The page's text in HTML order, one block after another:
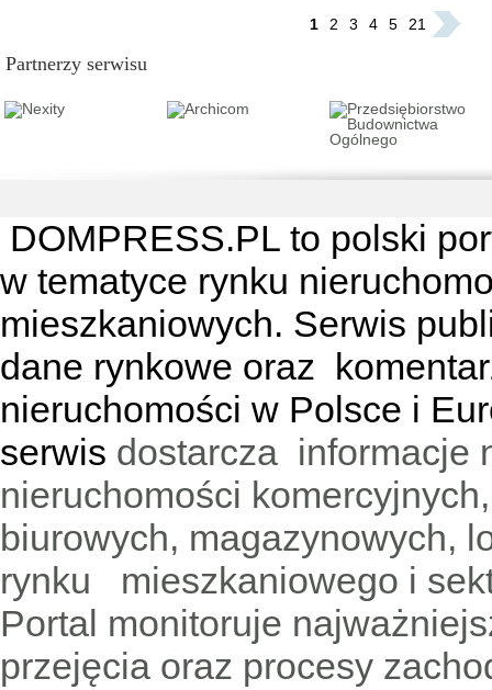
1 2 3 4 5 21
Partnerzy serwisu
DOMPRESS.PL to polski
w tematyce rynku
mieszkaniowych. Serwis
dane rynkowe oraz
nieruchomości w Polsce i
serwis dostarcza informacje
nieruchomości
biurowych, magazynowych,
rynku mieszkaniowego i
Portal monitoruje
przejęcia oraz procesy